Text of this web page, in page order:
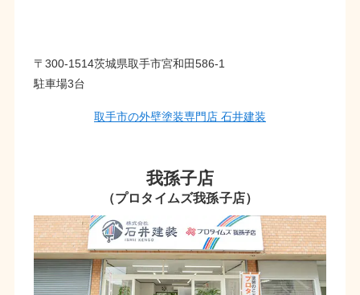
〒300-1514茨城県取手市宮和田586-1
駐車場3台
取手市の外壁塗装専門店 石井建装
我孫子店
（プロタイムズ我孫子店）